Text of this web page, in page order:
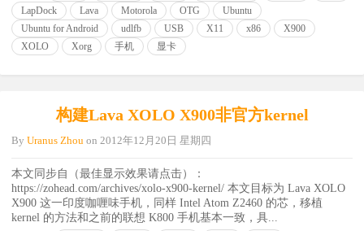
LapDock
Lava Motorola OTG
Ubuntu
Ubuntu for Android
udlfb USB X11 x86
X900
XOLO
Xorg 手机 显卡
构建Lava XOLO X900非官方kernel
By Uranus Zhou on 2012年12月20日 星期四
本文同步自（最佳显示效果请点击）：
https://zohead.com/archives/xolo-x900-kernel/ 本文目标为 Lava XOLO
X900 这一印度咖喱味手机，同样 Intel Atom Z2460 的芯，移植
kernel 的方法和之前的联想 K800 手机基本一致，具...